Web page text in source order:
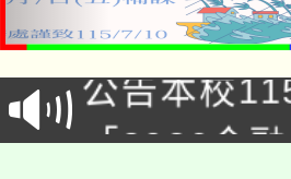
淨零綠領
公告本校
代理(課)教
「2026金